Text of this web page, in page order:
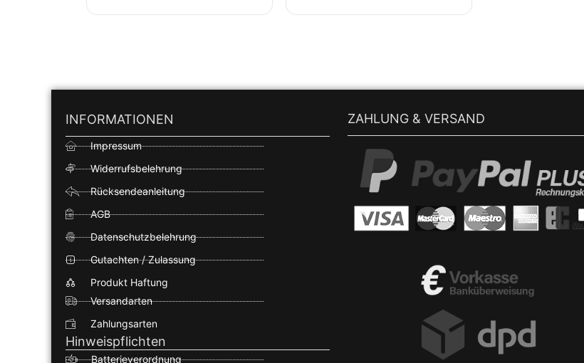
INFORMATIONEN
Impressum
Widerrufsbelehrung
Rücksendeanleitung
AGB
Datenschutzbelehrung
Gutachten / Zulassung
Produkt Haftung
Versandarten
Zahlungsarten
Hinweispflichten
Batterieverordnung
ZAHLUNG & VERSAND